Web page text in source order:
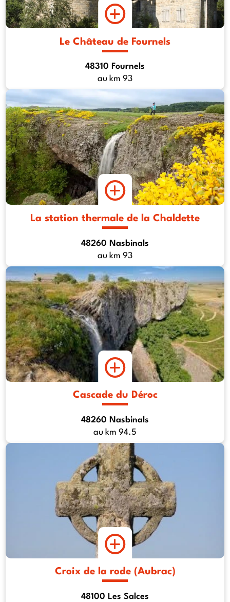
Le Château de Fournels
48310 Fournels
au km 93
La station thermale de la Chaldette
48260 Nasbinals
au km 93
Cascade du Déroc
48260 Nasbinals
au km 94.5
Croix de la rode (Aubrac)
48100 Les Salces